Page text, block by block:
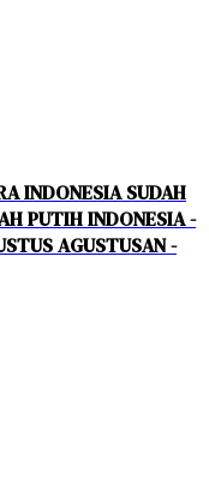
INDONESIA SUDAH
PUTIH INDONESIA -
AGUSTUSAN -